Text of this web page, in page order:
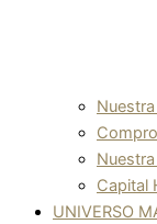
Nuestra
Capital
UNIVERSO